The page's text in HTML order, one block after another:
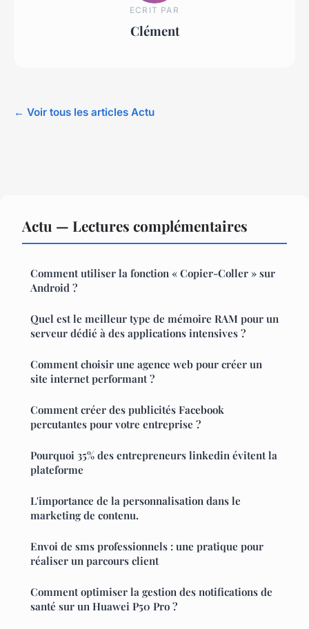
ECRIT PAR
Clément
← Voir tous les articles Actu
Actu — Lectures complémentaires
Comment utiliser la fonction « Copier-Coller » sur
Android ?
Quel est le meilleur type de mémoire RAM pour un
serveur dédié à des applications intensives ?
Comment choisir une agence web pour créer un
site internet performant ?
Comment créer des publicités Facebook
percutantes pour votre entreprise ?
Pourquoi 35% des entrepreneurs linkedin évitent la
plateforme
L'importance de la personnalisation dans le
marketing de contenu.
Envoi de sms professionnels : une pratique pour
réaliser un parcours client
Comment optimiser la gestion des notifications de
santé sur un Huawei P50 Pro ?